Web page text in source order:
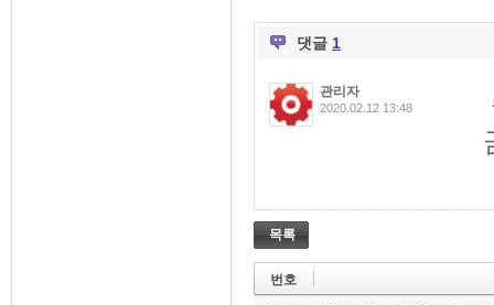
댓글 1
관리자
2020.02.12 13:48
목록
번호